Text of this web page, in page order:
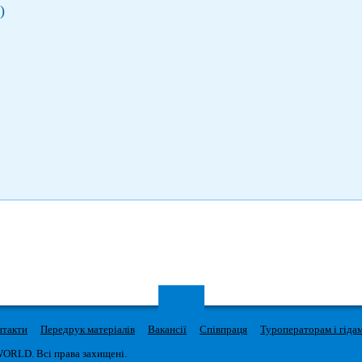
)
Передрук матеріалів Вакансії Співпраця Туроператорам і
Всі права захищені.